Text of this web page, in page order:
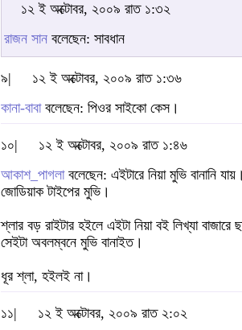
১২ ই অক্টোবর, ২০০৯ রাত ১:৩২
রাজন সান বলেছেন: সাবধান
৯|
১২ ই অক্টোবর, ২০০৯ রাত ১:৩৬
কানা-বাবাবলেছেন: পিওর সাইকো কেস।
১০|
১২ ই অক্টোবর, ২০০৯ রাত ১:৪৬
আকাশ_পাগলাবলেছেন: এইটারে নিয়া মুভি বানানি যায়।
জোডিয়াক টাইপের মুভি।
শ্লার বড় রাইটার হইলে এইটা নিয়া বই লিখ্যা বাজারে
সেইটা অবলম্বনে মুভি বানাইত।
ধূর শ্লা, হইলই না।
১১|
১২ ই অক্টোবর, ২০০৯ রাত ২:০২